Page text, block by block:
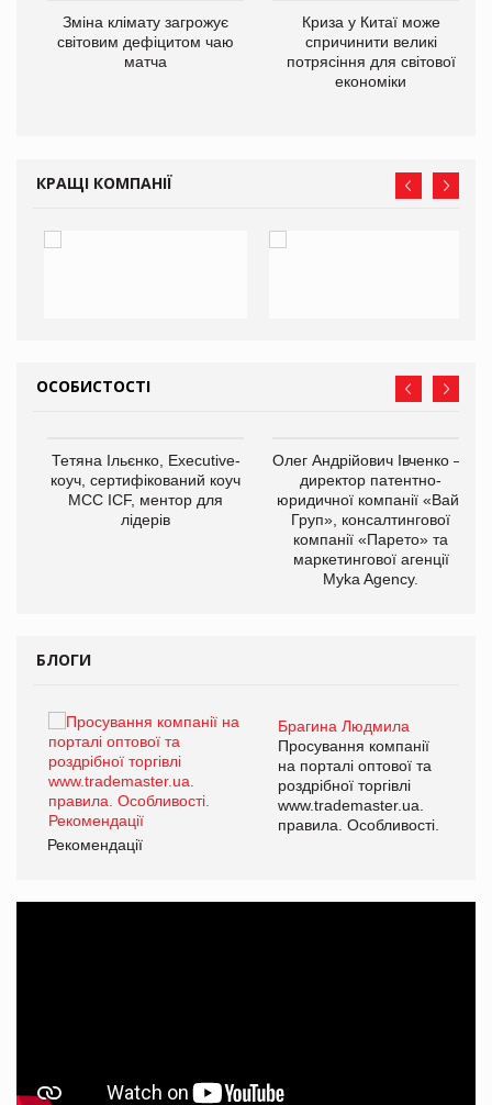
Зміна клімату загрожує
світовим дефіцитом чаю
матча
Криза у Китаї може
спричинити великі
потрясіння для світової
економіки
КРАЩІ КОМПАНІЇ
ОСОБИСТОСТІ
Тетяна Ільєнко, Executive-
коуч, сертифікований коуч
МСС ICF, ментор для
лідерів
Олег Андрійович Івченко —
директор патентно-
юридичної компанії «Вайз
Груп», консалтингової
компанії «Парето» та
маркетингової агенції
Myka Agency.
БЛОГИ
Брагина Людмила
Просування компанії
на порталі оптової та
роздрібної торгівлі
www.trademaster.ua.
правила. Особливості.
Рекомендації